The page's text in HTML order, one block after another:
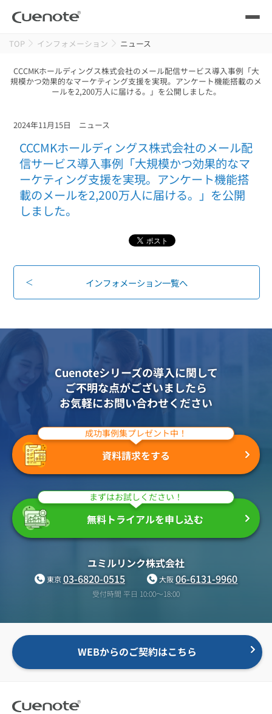
製品
メール配信システム
kintone（キントーン）メール配信
認証サービス
Webプッシュ通知サービス
アンケートシステム・フォーム
緊急参集・安否確認
SNSプロモーション支援事業
活用シーン
会員獲得／ニーズ把握
コストを抑える
システム連携・効率化
セキュリティ対策
デジタルマーケティング
導入事例
サポート
セミナー
ブログ・各種資料
マーケティングブログ
メール配信用語集
資料請求・お問い合わせ
無料トライアル
東京03-6820-0515 大阪06-6131-9960
（平日 10:00〜18:00）
TOP インフォメーション ニュース
CCCMKホールディングス株式会社のメール配信サービス導入事例「大
規模かつ効果的なマーケティング支援を実現。アンケート機能搭載のメ
ールを2,200万人に届ける。」を公開しました。
2024年11月15日 ニュース
CCCMKホールディングス株式会社のメール配
信サービス導入事例「大規模かつ効果的なマ
ーケティング支援を実現。アンケート機能搭
載のメールを2,200万人に届ける。」を公開
しました。
インフォメーション一覧へ
Cuenoteシリーズの導入に関して
ご不明な点がございましたら
お気軽にお問い合わせください
成功事例集プレゼント中！
資料請求をする
まずはお試しください！
無料トライアルを申し込む
ユミルリンク株式会社
東京03-6820-0515 大阪06-6131-9960
受付時間 平日 10:00〜18:00
WEBからのご契約はこちら